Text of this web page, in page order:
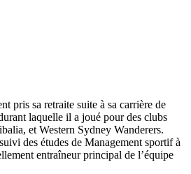
pris sa retraite suite à sa carrière de
laquelle il a joué pour des clubs
et Western Sydney Wanderers.
des études de Management sportif à
entraîneur principal de l’équipe